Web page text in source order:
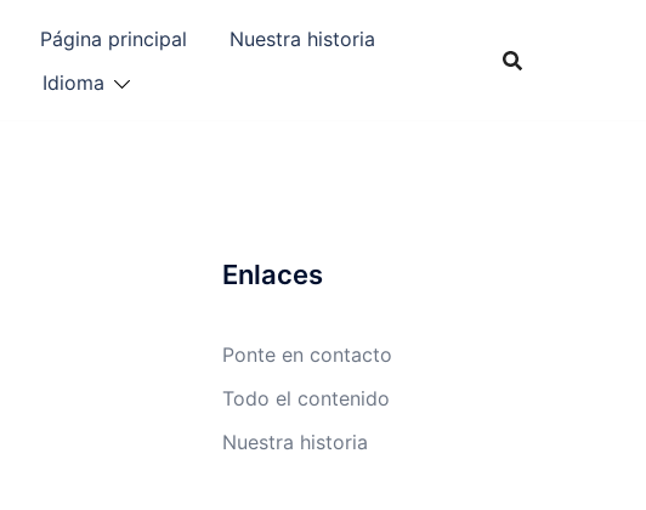
Página principal
Nuestra historia
Idioma
Enlaces
Ponte en contacto
Todo el contenido
Nuestra historia